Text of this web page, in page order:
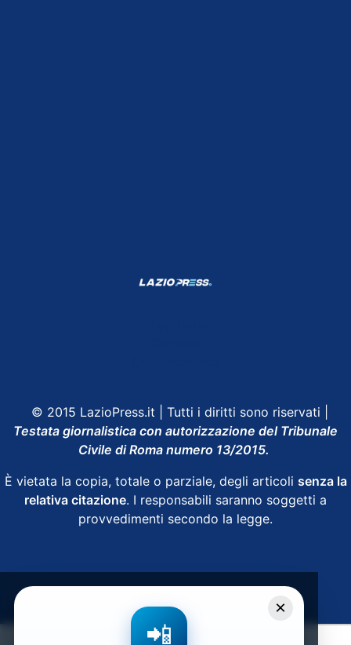
© 2015 LazioPress.it | Tutti i diritti sono riservati |
Testata giornalistica con autorizzazione del Tribunale
Civile di Roma numero 13/2015.
È vietata la copia, totale o parziale, degli articoli senza la
relativa citazione. I responsabili saranno soggetti a
provvedimenti secondo la legge.
×
📲